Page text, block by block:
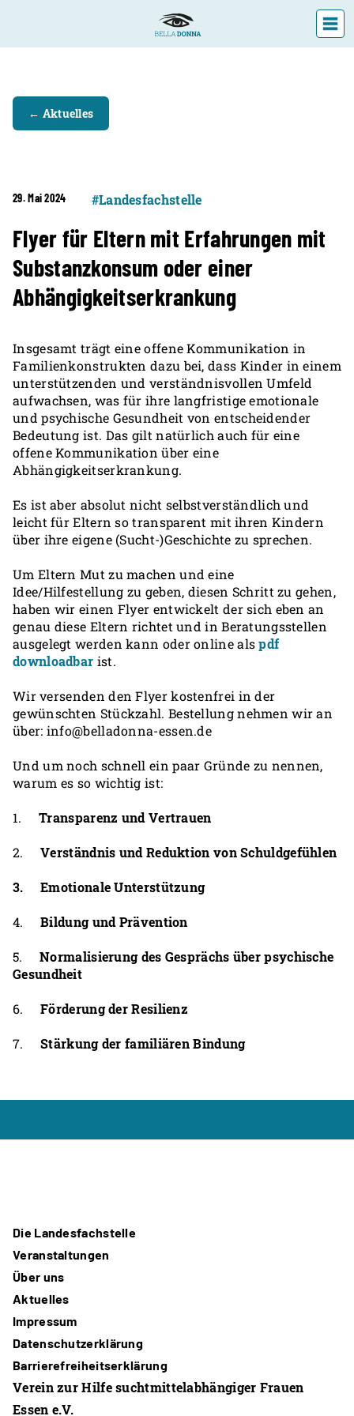
DIE LANDESFACHSTELLE
VERANSTALTUNGEN
AKTUELLES
← Aktuelles
29. Mai 2024 #Landesfachstelle
Flyer für Eltern mit Erfahrungen mit
Substanzkonsum oder einer
Abhängigkeitserkrankung
Insgesamt trägt eine offene Kommunikation in
Familienkonstrukten dazu bei, dass Kinder in einem
unterstützenden und verständnisvollen Umfeld
aufwachsen, was für ihre langfristige emotionale
und psychische Gesundheit von entscheidender
Bedeutung ist. Das gilt natürlich auch für eine
offene Kommunikation über eine
Abhängigkeitserkrankung.
Es ist aber absolut nicht selbstverständlich und
leicht für Eltern so transparent mit ihren Kindern
über ihre eigene (Sucht-)Geschichte zu sprechen.
Um Eltern Mut zu machen und eine
Idee/Hilfestellung zu geben, diesen Schritt zu gehen,
haben wir einen Flyer entwickelt der sich eben an
genau diese Eltern richtet und in Beratungsstellen
ausgelegt werden kann oder online alspdf
downloadbar ist.
Wir versenden den Flyer kostenfrei in der
gewünschten Stückzahl. Bestellung nehmen wir an
über: info@belladonna-essen.de
Und um noch schnell ein paar Gründe zu nennen,
warum es so wichtig ist:
1.Transparenz und Vertrauen
2.Verständnis und Reduktion von Schuldgefühlen
3. Emotionale Unterstützung
4.Bildung und Prävention
5.Normalisierung des Gesprächs über psychische
Gesundheit
6.Förderung der Resilienz
7.Stärkung der familiären Bindung
Die Landesfachstelle
Veranstaltungen
Über uns
Aktuelles
Impressum
Datenschutzerklärung
Barrierefreiheitserklärung
Verein zur Hilfe suchtmittelabhängiger Frauen
Essen e.V.